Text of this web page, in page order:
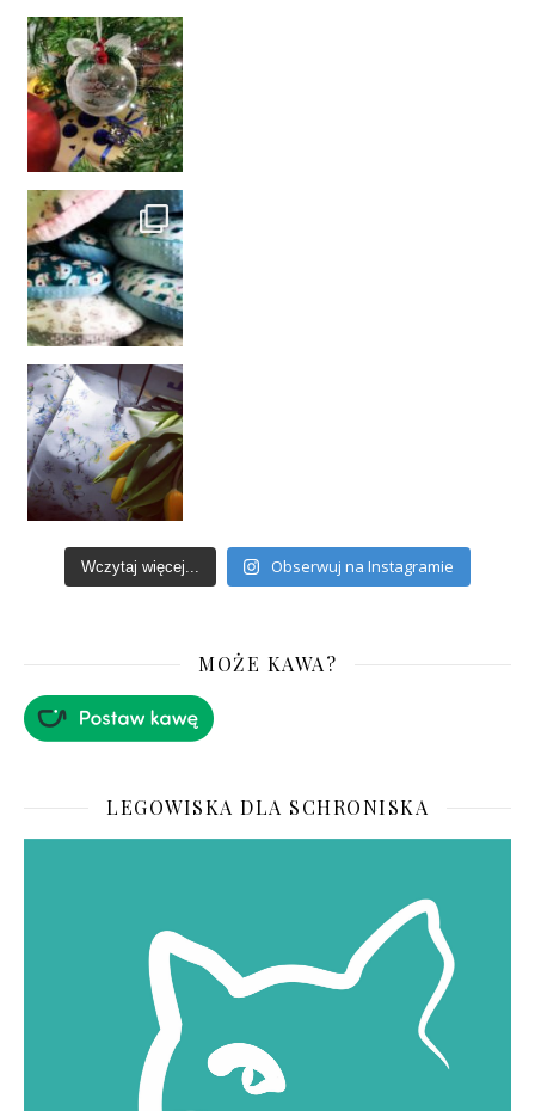
Wczytaj więcej... Obserwuj na Instagramie
MOŻE KAWA?
LEGOWISKA DLA SCHRONISKA